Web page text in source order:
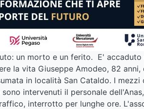
un morto e un ferito. E' accaduto
la vita Giuseppe Amodeo, 82
in località San Cataldo. I
sono intervenuti il personale
interrotto per lunghe ore.